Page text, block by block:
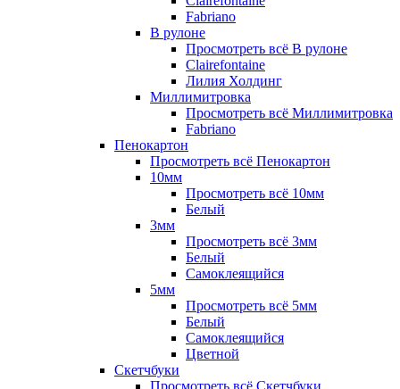
Fabriano
В рулоне
Просмотреть всё В рулоне
Clairefontaine
Лилия Холдинг
Миллимитровка
Просмотреть всё Миллимитровка
Fabriano
Пенокартон
Просмотреть всё Пенокартон
10мм
Просмотреть всё 10мм
Белый
3мм
Просмотреть всё 3мм
Белый
Самоклеящийся
5мм
Просмотреть всё 5мм
Белый
Самоклеящийся
Цветной
Скетчбуки
Просмотреть всё Скетчбуки